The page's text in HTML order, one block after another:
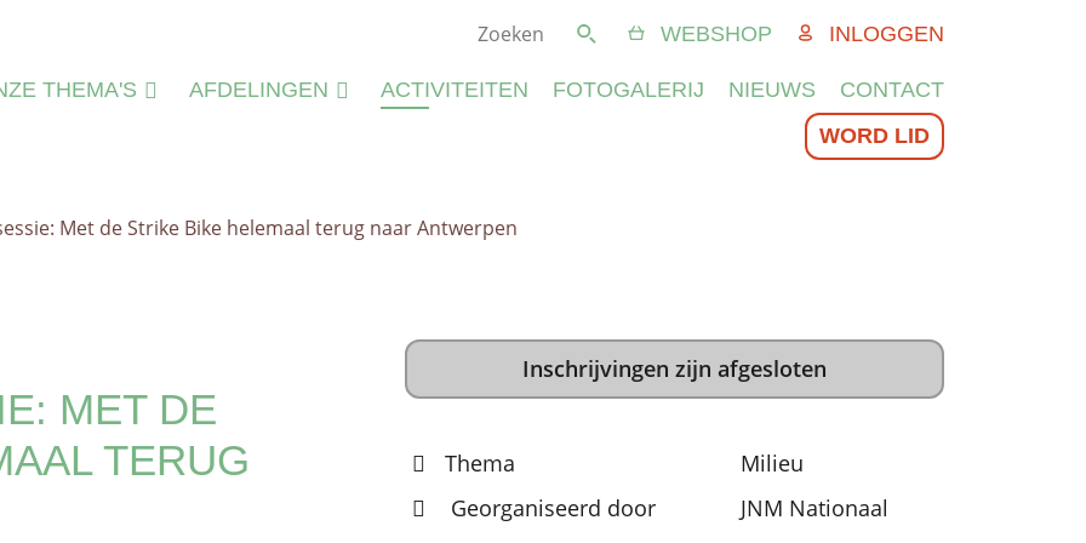
Zoeken
THEMA'S AFDELINGEN ACTIVITEITEN FOTOGALERIJ NIEUWS
CONTACT
WORD LID
WEBSHOP INLOGGEN
Met de Strike Bike helemaal terug naar Antwerpen
MET DE
TERUG
Inschrijvingen zijn afgesloten
Thema
Milieu
Georganiseerd door
JNM Nationaal